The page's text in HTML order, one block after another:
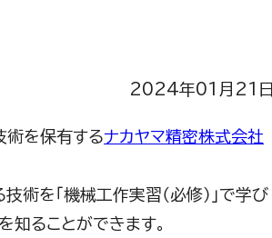
2024年01月21日
術を保有するナカヤマ精密株式会社
を「機械工作実習（必修）」で学び
知ることができます。